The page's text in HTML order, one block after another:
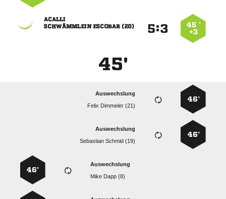
45 ’
+3
:

  
45'
46’
Auswechslung
  
46’
Auswechslung
  
Auswechslung
  
46’